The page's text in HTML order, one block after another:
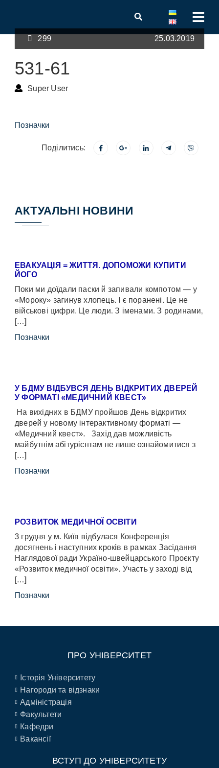
299 25.03.2019
531-61
Super User
Позначки
Поділитись:
АКТУАЛЬНІ НОВИНИ
ЕВАКУАЦІЯ = ЖИТТЯ. ДОПОМОЖИ КУПИТИ
ЙОГО
Поки ми доїдали паски й запивали компотом — у
«Мороку» загинув хлопець. І є поранені. Це не
військові цифри. Це люди. З іменами. З родинами,
[…]
Позначки
У БДМУ ВІДБУВСЯ ДЕНЬ ВІДКРИТИХ ДВЕРЕЙ
У ФОРМАТІ «МЕДИЧНИЙ КВЕСТ»
На вихідних в БДМУ пройшов День відкритих
дверей у новому інтерактивному форматі —
«Медичний квест». Захід дав можливість
майбутнім абітурієнтам не лише ознайомитися з
[…]
Позначки
РОЗВИТОК МЕДИЧНОЇ ОСВІТИ
3 грудня у м. Київ відбулася Конференція
досягнень і наступних кроків в рамках Засідання
Наглядової ради Україно-швейцарського Проєкту
«Розвиток медичної освіти». Участь у заході від
[…]
Позначки
ПРО УНІВЕРСИТЕТ
Історія Університету
Нагороди та відзнаки
Адміністрація
Факультети
Кафедри
Вакансії
ВСТУП ДО УНІВЕРСИТЕТУ